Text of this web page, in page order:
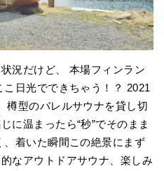
況だけど、 本場フィンラン
こ日光でできちゃう！？ 2021
樽型のバレルサウナを貸し切
に温まったら“秒”でそのまま
着いた瞬間この絶景にまず
なアウトドアサウナ、楽しみ